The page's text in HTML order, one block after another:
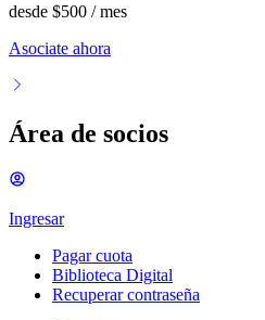
desde $500 / mes
Asociate ahora
Área de socios
Ingresar
Pagar cuota
Biblioteca Digital
Recuperar contraseña